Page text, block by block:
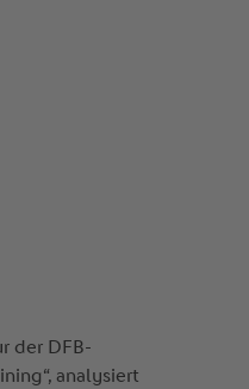
der DFB-
analysiert